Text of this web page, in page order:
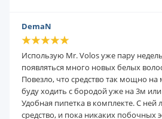
DemaN
Использую Mr. Volos уже пару
появляться много новых белых
Повезло, что средство так мощно
буду ходить с бородой уже на 3м
Удобная пипетка в комплекте. С ней
средство, и пока никаких побочных